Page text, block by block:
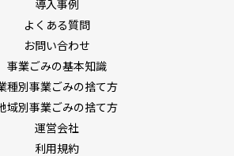
導入事例
よくある質問
お問い合わせ
事業ごみの基本知識
種別事業ごみの捨て方
域別事業ごみの捨て方
運営会社
利用規約